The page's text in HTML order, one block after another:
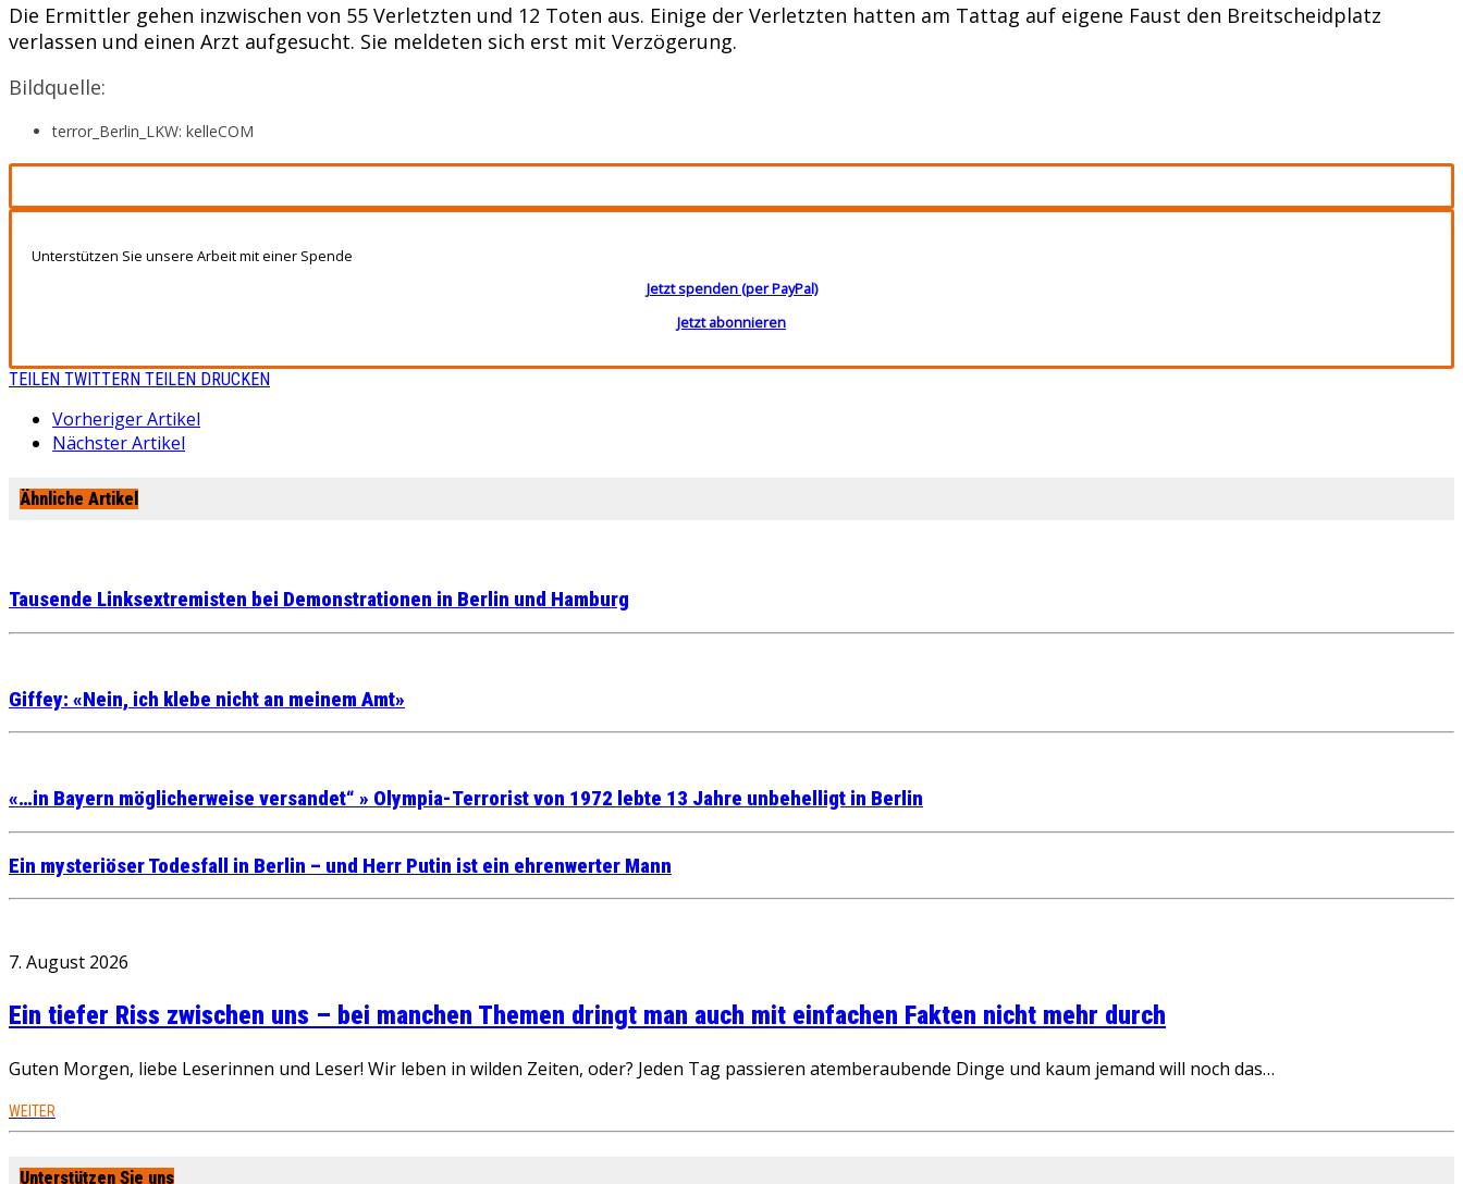
Die Ermittler gehen inzwischen von 55 Verletzten und 12 Toten aus. Einige der Verletzten hatten am Tattag auf eigene Faust den Breitscheidplatz
verlassen und einen Arzt aufgesucht. Sie meldeten sich erst mit Verzögerung.
Bildquelle:
terror_Berlin_LKW: kelleCOM
Unterstützen Sie unsere Arbeit mit einer Spende
Jetzt spenden (per PayPal)
Jetzt abonnieren
TEILEN TWITTERN TEILEN DRUCKEN
Vorheriger Artikel
Nächster Artikel
Ähnliche Artikel
Tausende Linksextremisten bei Demonstrationen in Berlin und Hamburg
Giffey: «Nein, ich klebe nicht an meinem Amt»
«…in Bayern möglicherweise versandet“ » Olympia-Terrorist von 1972 lebte 13 Jahre unbehelligt in Berlin
Ein mysteriöser Todesfall in Berlin – und Herr Putin ist ein ehrenwerter Mann
7. August 2026
Ein tiefer Riss zwischen uns – bei manchen Themen dringt man auch mit einfachen Fakten nicht mehr durch
Guten Morgen, liebe Leserinnen und Leser! Wir leben in wilden Zeiten, oder? Jeden Tag passieren atemberaubende Dinge und kaum jemand will noch das…
WEITER
Unterstützen Sie uns